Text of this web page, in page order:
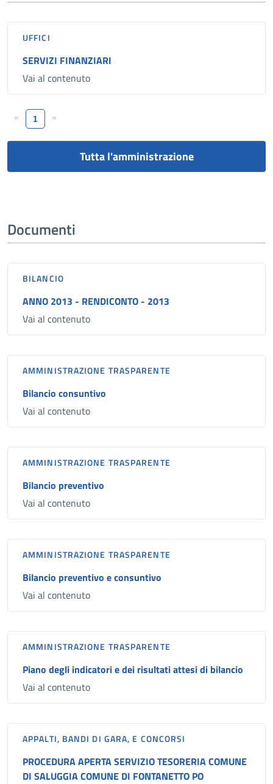
UFFICI
SERVIZI FINANZIARI
Vai al contenuto
« 1 »
Tutta l'amministrazione
Documenti
BILANCIO
ANNO 2013 - RENDICONTO - 2013
Vai al contenuto
AMMINISTRAZIONE TRASPARENTE
Bilancio consuntivo
Vai al contenuto
AMMINISTRAZIONE TRASPARENTE
Bilancio preventivo
Vai al contenuto
AMMINISTRAZIONE TRASPARENTE
Bilancio preventivo e consuntivo
Vai al contenuto
AMMINISTRAZIONE TRASPARENTE
Piano degli indicatori e dei risultati attesi di bilancio
Vai al contenuto
APPALTI, BANDI DI GARA, E CONCORSI
PROCEDURA APERTA SERVIZIO TESORERIA COMUNE
DI SALUGGIA COMUNE DI FONTANETTO PO